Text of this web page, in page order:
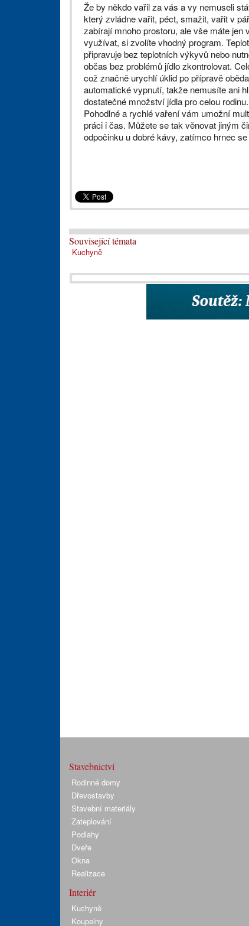
Že by někdo vařil za vás a vy nemuseli
který zvládne vařit, péct, smažit, vařit v
zabírají mnoho prostoru, ale vše máte jen
využívat, si zvolíte vhodný program.
připravuje bez teplotních výkyvů nebo
občas bez problémů jídlo zkontrolovat.
což značně urychlí úklid po přípravě
automatické vypnutí, takže nemusíte ani
dostatečné množství jídla pro celou rodinu.
Pohodlné a rychlé vaření vám umožní
práci i čas. Můžete se tak věnovat jiným
odpočinku u dobré kávy, zatímco hrnec
Související témata
Kuchyně
Stavebnictví
Rodinné domy
Dřevostavby
Stavební materiály
Zateplování
Podlahy
Dveře
Okna
Realizace
Interiér
Kuchyně
Koupelny